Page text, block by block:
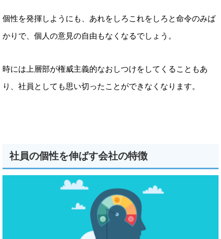
個性を発揮しようにも、あれをしろこれをしろと命令のみば
かりで、個人の意見の自由もなくなるでしょう。
時には上層部が権威主義的なおしつけをしてくることもあ
り、社員としても思い切ったことができなくなります。
社員の個性を伸ばす会社の特徴